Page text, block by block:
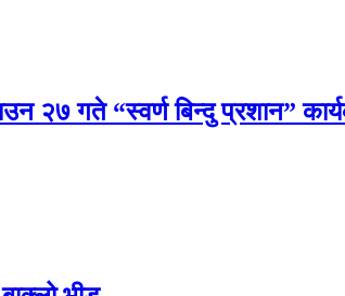
२७ गते “स्वर्ण बिन्दु प्रशान”